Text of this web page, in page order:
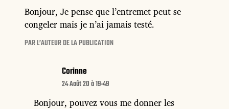
Bonjour, Je pense que l’entremet peut se
congeler mais je n’ai jamais testé.
PAR L’AUTEUR DE LA PUBLICATION
Corinne
24 Août 20 à 19:49
Bonjour, pouvez vous me donner les